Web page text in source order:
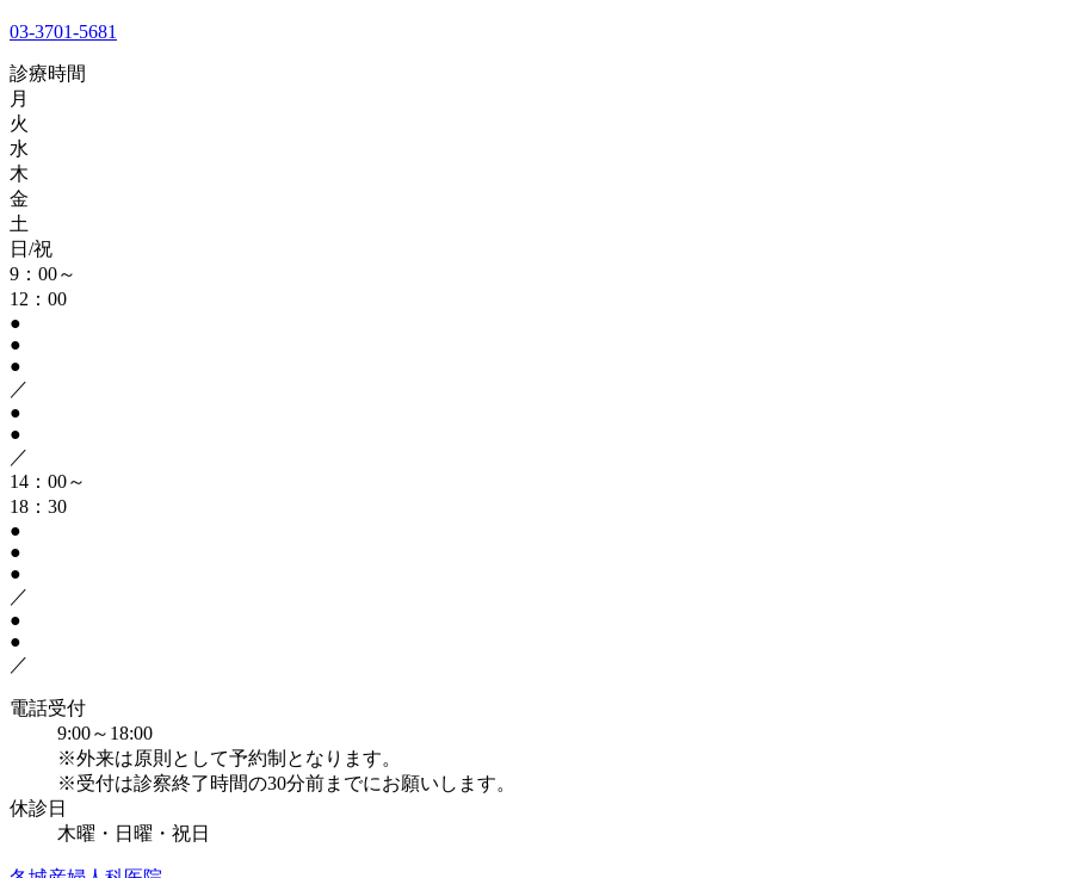
03-3701-5681
診療時間
月
火
水
木
金
土
日/祝
9：00～
12：00
●
●
●
／
●
●
／
14：00～
18：30
●
●
●
／
●
●
／
電話受付
9:00～18:00
※外来は原則として予約制となります。
※受付は診察終了時間の30分前までにお願いします。
休診日
木曜・日曜・祝日